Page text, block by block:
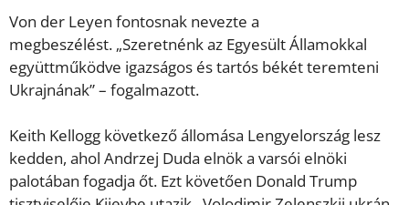
Von der Leyen fontosnak nevezte a
megbeszélést. „Szeretnénk az Egyesült Államokkal
együttműködve igazságos és tartós békét teremteni
Ukrajnának” – fogalmazott.
Keith Kellogg következő állomása Lengyelország lesz
kedden, ahol Andrzej Duda elnök a varsói elnöki
palotában fogadja őt. Ezt követően Donald Trump